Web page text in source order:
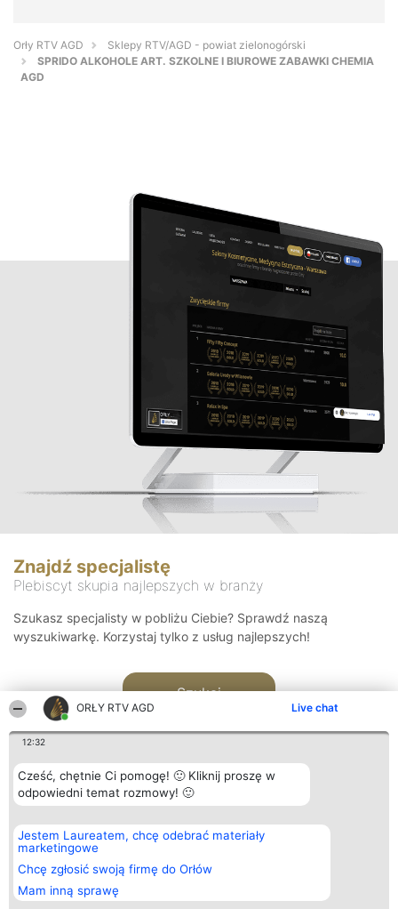
ORŁY RTV AGD Live chat
12:32
Cześć, chętnie Ci pomogę! 🙂 Kliknij proszę w
odpowiedni temat rozmowy! 🙂
Jestem Laureatem, chcę odebrać materiały
marketingowe
Chcę zgłosić swoją firmę do Orłów
Mam inną sprawę
Orły RTV AGD
Sklepy RTV/AGD - powiat zielonogórski
SPRIDO ALKOHOLE ART. SZKOLNE I BIUROWE ZABAWKI CHEMIA
AGD
Znajdź specjalistę
Plebiscyt skupia najlepszych w branży
Szukasz specjalisty w pobliżu Ciebie? Sprawdź naszą
wyszukiwarkę. Korzystaj tylko z usług najlepszych!
Szukaj
Organizator plebiscytu
Bright Side Solutions sp. z o.
o. sp. k.
ul. Ruska 22
Wrocław 50-079
KRS 0000749100 | Regon
381313360 | NIP 8943132676
Plebiscyt
Laureaci
wszystkich
Laureatów
Regulamin
Kontakt
Kontakt